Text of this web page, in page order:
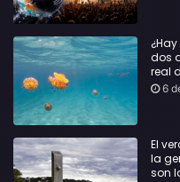
dos
real
6
El
la
son